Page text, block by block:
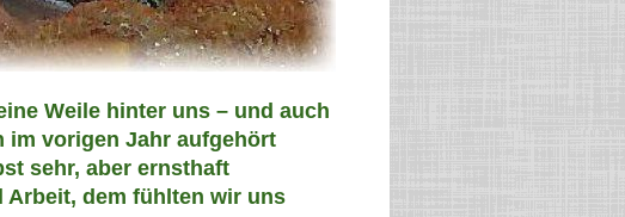
Weile hinter uns – und auch
im vorigen Jahr aufgehört
sehr, aber ernsthaft
Arbeit, dem fühlten wir uns